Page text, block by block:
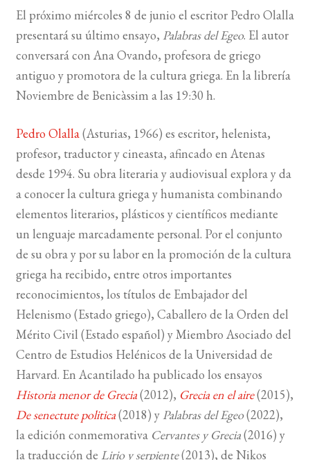
El próximo miércoles 8 de junio el escritor Pedro Olalla
presentará su último ensayo, Palabras del Egeo. El autor
conversará con Ana Ovando, profesora de griego
antiguo y promotora de la cultura griega. En la librería
Noviembre de Benicàssim a las 19:30 h.
Pedro Olalla(Asturias, 1966) es escritor, helenista,
profesor, traductor y cineasta, afincado en Atenas
desde 1994. Su obra literaria y audiovisual explora y da
a conocer la cultura griega y humanista combinando
elementos literarios, plásticos y científicos mediante
un lenguaje marcadamente personal. Por el conjunto
de su obra y por su labor en la promoción de la cultura
griega ha recibido, entre otros importantes
reconocimientos, los títulos de Embajador del
Helenismo (Estado griego), Caballero de la Orden del
Mérito Civil (Estado español) y Miembro Asociado del
Centro de Estudios Helénicos de la Universidad de
Harvard. En Acantilado ha publicado los ensayos
Historia menor de Grecia(2012), Grecia en el aire(2015),
De senectute politica(2018) y Palabras del Egeo(2022),
la edición conmemorativa Cervantes y Grecia(2016) y
la traducción de Lirio y serpiente(2013), de Nikos